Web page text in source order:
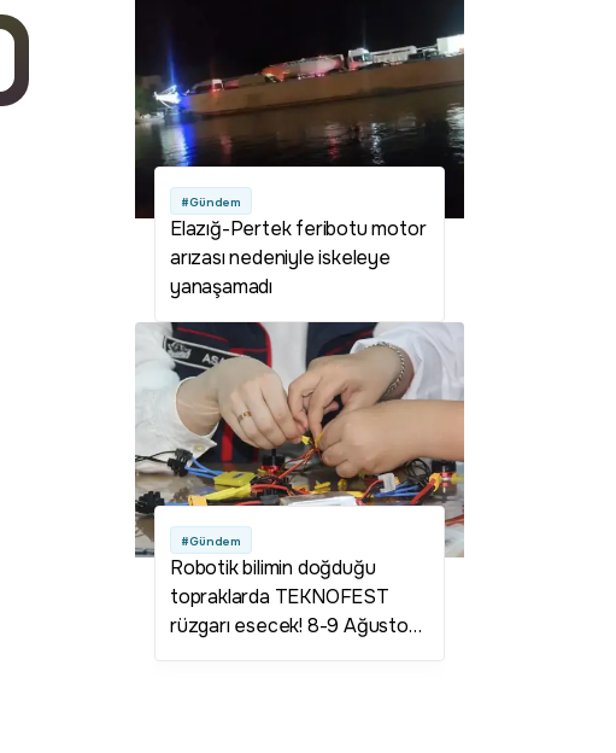
#Gündem
Elazığ-Pertek feribotu motor
arızası nedeniyle iskeleye
yanaşamadı
#Gündem
Robotik bilimin doğduğu
topraklarda TEKNOFEST
rüzgarı esecek! 8-9 Ağustos